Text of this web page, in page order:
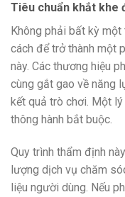
Tiêu chuẩn khắt khe
Không phải bất kỳ
cách để trở thành một
này. Các thương hiệu
cùng gắt gao về năng
kết quả trò chơi. Một
thông hành bắt buộc.
Quy trình thẩm định
lượng dịch vụ chăm
liệu người dùng. Nếu